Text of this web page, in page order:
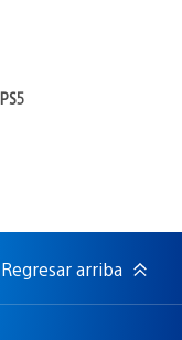
Regresar arriba